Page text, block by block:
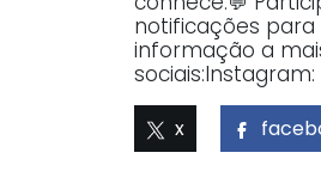
notificações
informação a
sociais:Instagram:
x